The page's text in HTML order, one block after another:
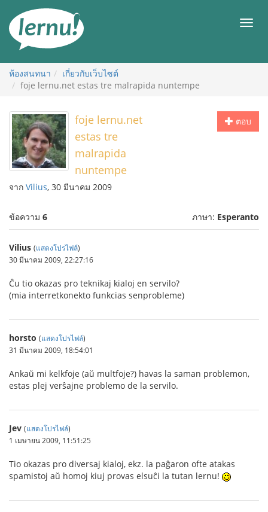
สารบัญ
เมนู
ห้องสนทนา
เกี่ยวกับเว็บไซต์
foje lernu.net estas tre malrapida nuntempe
ตอบ
foje lernu.net
estas tre
malrapida
nuntempe
จาก Vilius, 30 มีนาคม 2009
ข้อความ 6 ภาษา: Esperanto
Vilius (แสดงโปรไฟล์)
30 มีนาคม 2009, 22:27:16
Ĉu tio okazas pro teknikaj kialoj en servilo?
(mia interretkonekto funkcias senprobleme)
horsto (แสดงโปรไฟล์)
31 มีนาคม 2009, 18:54:01
Ankaŭ mi kelkfoje (aŭ multfoje?) havas la saman problemon,
estas plej verŝajne problemo de la servilo.
Jev (แสดงโปรไฟล์)
1 เมษายน 2009, 11:51:25
Tio okazas pro diversaj kialoj, ekz. la paĝaron ofte atakas
spamistoj aŭ homoj kiuj provas elsuĉi la tutan lernu!